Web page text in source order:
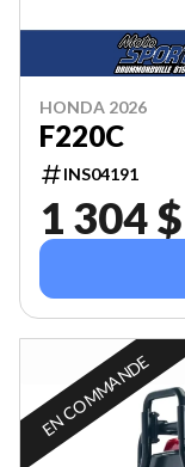
HONDA 2026
F220C
INS04191
1 304 $
EN COMMANDE